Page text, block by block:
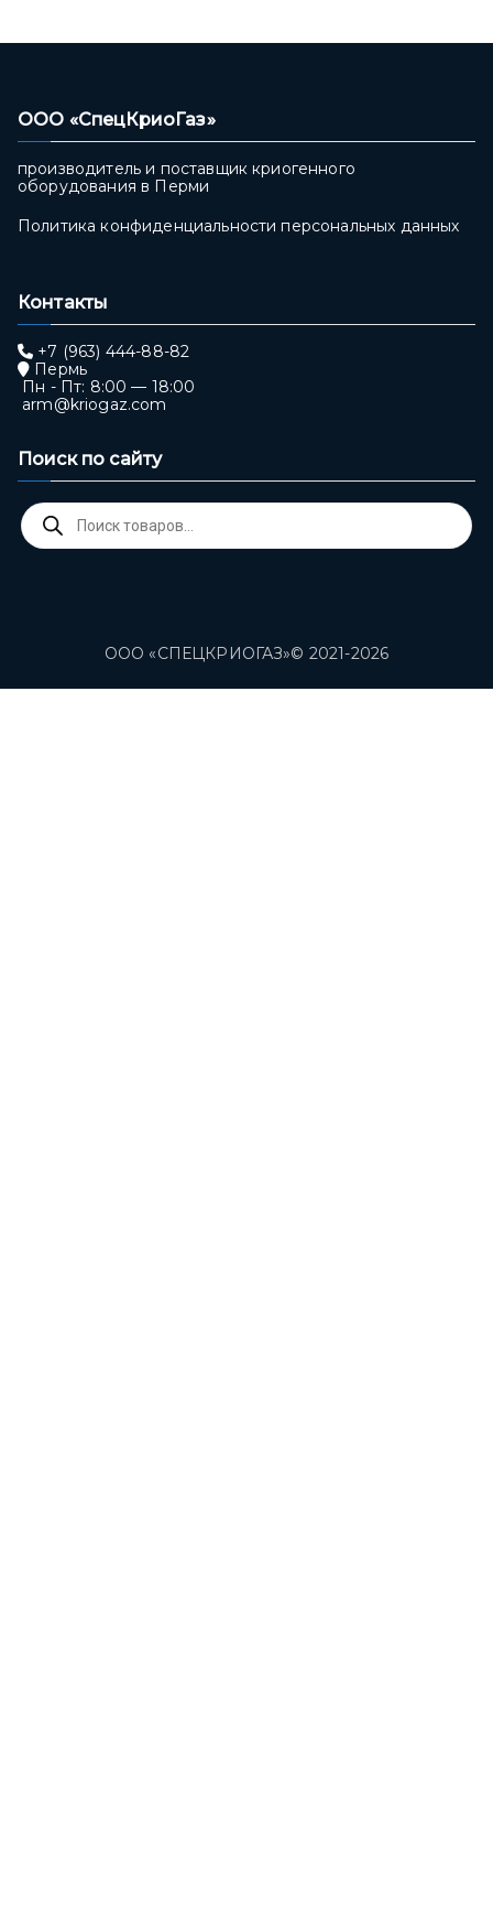
ООО «СпецКриоГаз»
производитель и поставщик криогенного
оборудования в Перми
Политика конфиденциальности персональных данных
Контакты
+7 (963) 444-88-82
Пермь
Пн - Пт: 8:00 — 18:00
arm@kriogaz.com
Поиск по сайту
Поиск
товаров
ООО «СПЕЦКРИОГАЗ»© 2021-2026